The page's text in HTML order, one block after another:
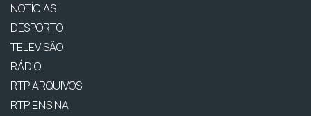
NOTÍCIAS
DESPORTO
TELEVISÃO
RÁDIO
RTP ARQUIVOS
RTP ENSINA